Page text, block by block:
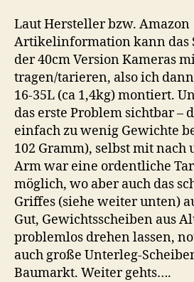
Laut Hersteller bzw. Amazon
Artikelinformation kann das
der 40cm Version Kameras
tragen/tarieren, also ich
16-35L (ca 1,4kg) montiert.
das erste Problem sichtbar –
einfach zu wenig Gewichte
102 Gramm), selbst mit nach
Arm war eine ordentliche
möglich, wo aber auch das
Griffes (siehe weiter unten)
Gut, Gewichtsscheiben aus
problemlos drehen lassen,
auch große Unterleg-
Baumarkt. Weiter gehts….